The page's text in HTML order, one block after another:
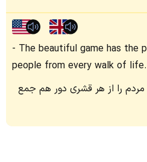
The beautiful game has the
people from every walk of life.
مردم را از هر قشری دور هم جمع